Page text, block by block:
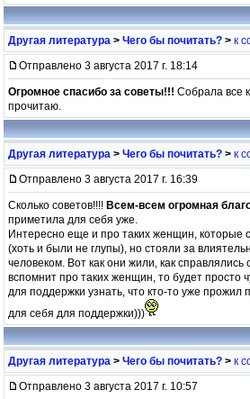
Другая литература > Чего бы почитать? > к
Отправлено 3 августа 2017 г. 18:14
Огромное спасибо за советы!!! Собрала все
прочитаю.
Другая литература > Чего бы почитать? > к
Отправлено 3 августа 2017 г. 16:39
Сколько советов!!!! Всем-всем огромная
приметила для себя уже.
Интересно еще и про таких женщин, которые
(хоть и были не глупы), но стояли за
человеком. Вот как они жили, как справлялись
вспомнит про таких женщин, то будет просто
для поддержки узнать, что кто-то уже прожил
для себя для поддержки)))
Другая литература > Чего бы почитать? > к
Отправлено 3 августа 2017 г. 10:57